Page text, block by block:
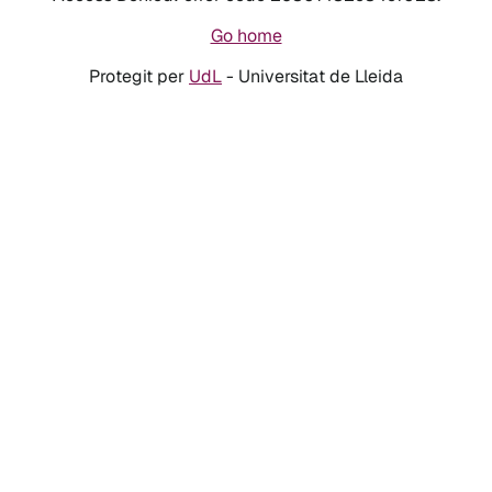
Go home
Protegit per UdL- Universitat de Lleida